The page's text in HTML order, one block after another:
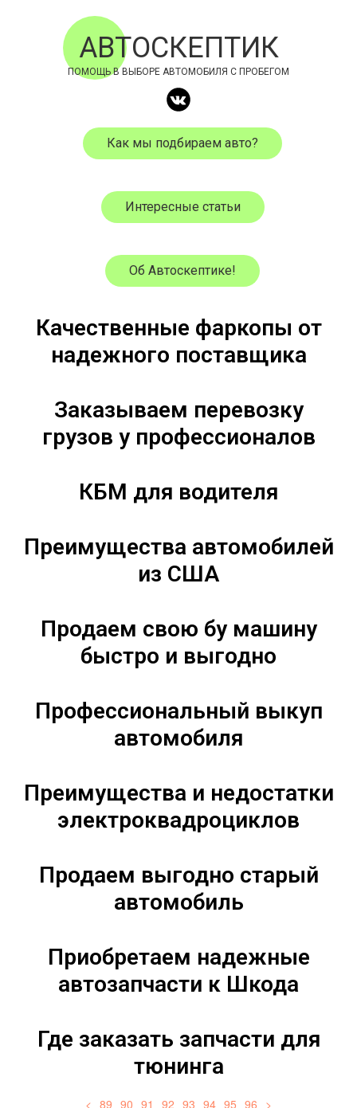
АВТОСКЕПТИК
ПОМОЩЬ В ВЫБОРЕ АВТОМОБИЛЯ С ПРОБЕГОМ
Как мы подбираем авто?
Интересные статьи
Об Автоскептике!
Качественные фаркопы от
надежного поставщика
Заказываем перевозку
грузов у профессионалов
КБМ для водителя
Преимущества автомобилей
из США
Продаем свою бу машину
быстро и выгодно
Профессиональный выкуп
автомобиля
Преимущества и недостатки
электроквадроциклов
Продаем выгодно старый
автомобиль
Приобретаем надежные
автозапчасти к Шкода
Где заказать запчасти для
тюнинга
< 89 90 91 92 93 94 95 96 >